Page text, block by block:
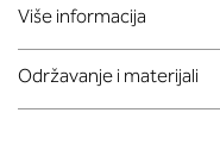
Više informacija
Održavanje i materijali